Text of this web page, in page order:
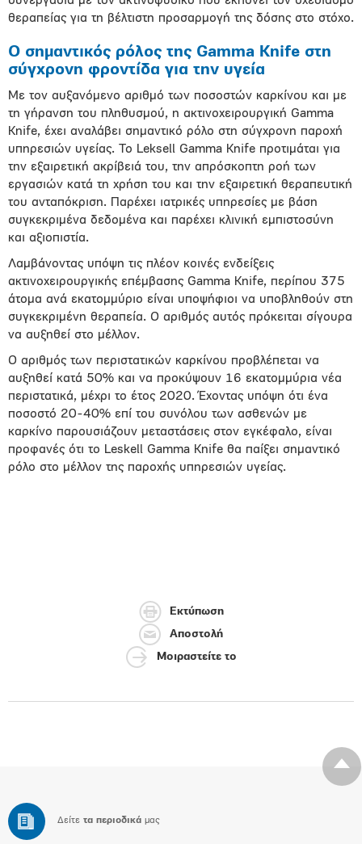
θεραπείας για τη βέλτιστη προσαρμογή της δόσης στο στόχο.
Ο σημαντικός ρόλος της Gamma Knife στη
σύγχρονη φροντίδα για την υγεία
Με τον αυξανόμενο αριθμό των ποσοστών καρκίνου και με
τη γήρανση του πληθυσμού, η ακτινοχειρουργική Gamma
Knife, έχει αναλάβει σημαντικό ρόλο στη σύγχρονη παροχή
υπηρεσιών υγείας. To Leksell Gamma Knife προτιμάται για
την εξαιρετική ακρίβειά του, την απρόσκοπτη ροή των
εργασιών κατά τη χρήση του και την εξαιρετική θεραπευτική
του ανταπόκριση. Παρέχει ιατρικές υπηρεσίες με βάση
συγκεκριμένα δεδομένα και παρέχει κλινική εμπιστοσύνη
και αξιοπιστία.
Λαμβάνοντας υπόψη τις πλέον κοινές ενδείξεις
ακτινοχειρουργικής επέμβασης Gamma Knife, περίπου 375
άτομα ανά εκατομμύριο είναι υποψήφιοι να υποβληθούν στη
συγκεκριμένη θεραπεία. Ο αριθμός αυτός πρόκειται σίγουρα
να αυξηθεί στο μέλλον.
Ο αριθμός των περιστατικών καρκίνου προβλέπεται να
αυξηθεί κατά 50% και να προκύψουν 16 εκατομμύρια νέα
περιστατικά, μέχρι το έτος 2020. Έχοντας υπόψη ότι ένα
ποσοστό 20-40% επί του συνόλου των ασθενών με
καρκίνο παρουσιάζουν μεταστάσεις στον εγκέφαλο, είναι
προφανές ότι το Leskell Gamma Knife θα παίξει σημαντικό
ρόλο στο μέλλον της παροχής υπηρεσιών υγείας.
Εκτύπωση
Αποστολή
Μοιραστείτε το
Δείτε τα περιοδικά μας